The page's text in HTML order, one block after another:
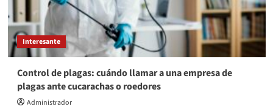
Interesante
Control de plagas: cuándo llamar a una empresa de
plagas ante cucarachas o roedores
Administrador